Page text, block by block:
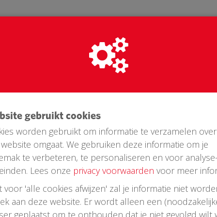
Wat goed om te zien dat de inzamelactie voor
ontvangen en omarmt. We zijn al en heel eind
nodig vóór 23 november 2018. RekensomDe AED
kost € 2.681. Hiervan wordt € 1.052
bedrag van € 1.626 moet door de buurt worden
door 93 woningen in de Gouden Reaal, Postulaat,
per huishouden. In de flyer die huis-aan-huis is
bedrag vermeld: € 7,50 in plaats van € 17,50.
al € 647 opgehaald. Samen met de bijdrage van
gebruikt cookies
worden gebruikt om informatie te verzamelen
omgaat. We gebruiken deze informatie om je
te verbeteren, te personaliseren en voor
Lees onze privacy voorwaarden voor meer
voor 'alle cookies afwijzen' zal je informatie niet
aan deze website. Er wordt alleen een
geplaatst om te onthouden dat je niet gevolgd wilt